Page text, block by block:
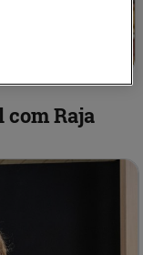
com Raja